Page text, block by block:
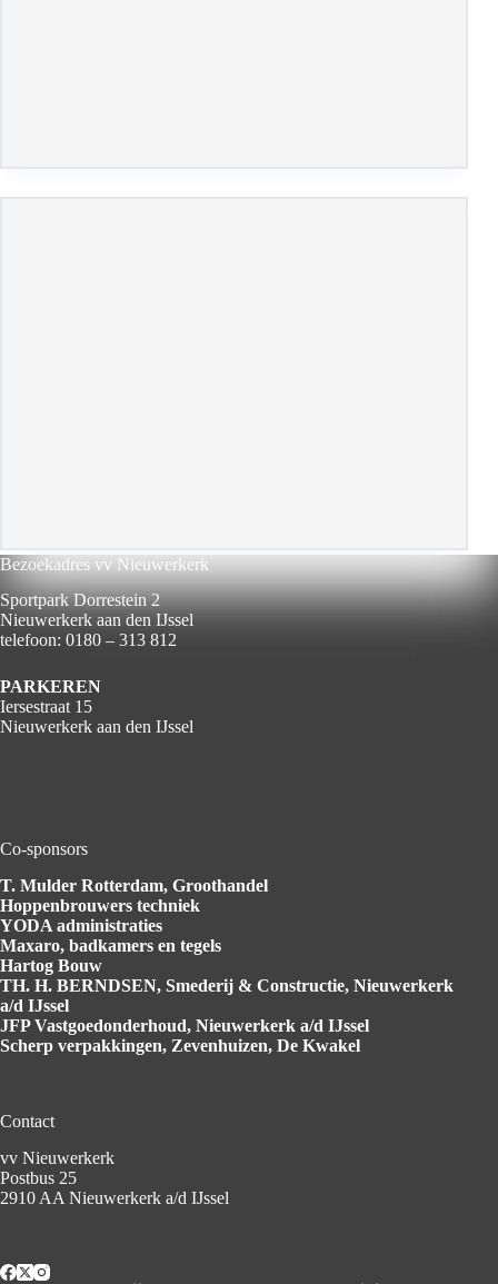
Bezoekadres vv Nieuwerkerk
Sportpark Dorrestein 2
Nieuwerkerk aan den IJssel
telefoon: 0180 – 313 812
PARKEREN
Iersestraat 15
Nieuwerkerk aan den IJssel
Co-sponsors
T. Mulder Rotterdam, Groothandel
Hoppenbrouwers techniek
YODA administraties
Maxaro, badkamers en tegels
Hartog Bouw
TH. H. BERNDSEN, Smederij & Constructie, Nieuwerkerk
a/d IJssel
JFP Vastgoedonderhoud, Nieuwerkerk a/d IJssel
Scherp verpakkingen, Zevenhuizen, De Kwakel
Contact
vv Nieuwerkerk
Postbus 25
2910 AA Nieuwerkerk a/d IJssel